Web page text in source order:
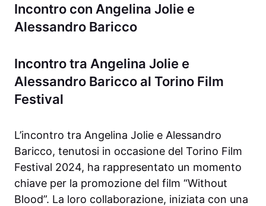
Incontro con Angelina Jolie e
Alessandro Baricco
Incontro tra Angelina Jolie e
Alessandro Baricco al Torino Film
Festival
L’incontro tra Angelina Jolie e Alessandro
Baricco, tenutosi in occasione del Torino Film
Festival 2024, ha rappresentato un momento
chiave per la promozione del film “Without
Blood”. La loro collaborazione, iniziata con una